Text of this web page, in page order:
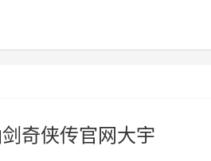
奇侠传官网大宇